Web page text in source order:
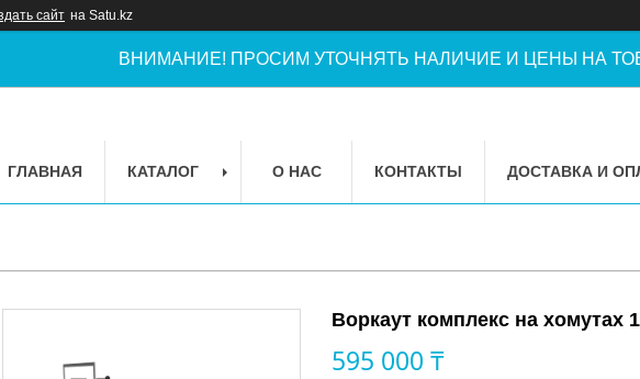
сайт на Satu.kz
ВНИМАНИЕ! ПРОСИМ УТОЧНЯТЬ НАЛИЧИЕ И ЦЕНЫ НА
ГЛАВНАЯ КАТАЛОГ О НАС КОНТАКТЫ ДОСТАВКА И
Воркаут комплекс на хомутах
595 000 ₸